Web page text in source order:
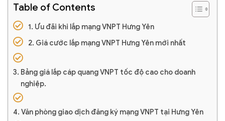
Table of Contents
Ưu đãi khi lắp mạng VNPT Hưng Yên
Giá cước lắp mạng VNPT Hưng Yên mới nhất
Bảng giá lắp cáp quang VNPT tốc độ cao cho doanh
nghiệp.
Văn phòng giao dịch đăng ký mạng VNPT tại Hưng Yên